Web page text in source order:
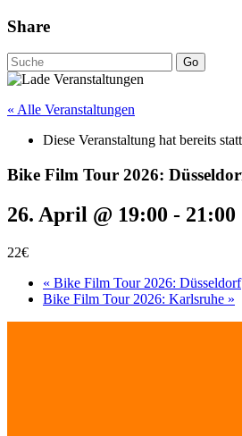
Share
Go
« Alle Veranstaltungen
Diese Veranstaltung hat bereits
Bike Film Tour 2026:
26. April @ 19:00 - 21:00
22€
« Bike Film Tour 2026: Düsseldorf
Bike Film Tour 2026: Karlsruhe »